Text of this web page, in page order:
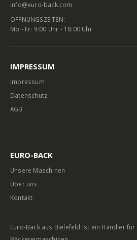
info@euro-back.com
ÖFFNUNGSZEITEN:
Mo - Fr: 9:00 Uhr - 18:00 Uhr
IMPRESSUM
Impressum
Datenschutz
AGB
EURO-BACK
Unsere Maschinen
Über uns
Kontakt
Euro-Back aus Bielefeld ist ein Händler